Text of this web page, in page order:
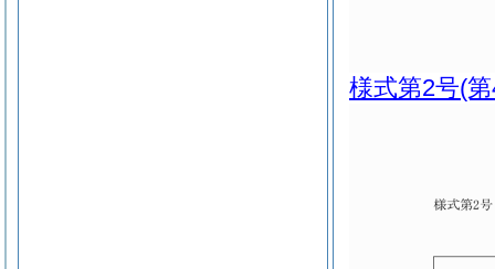
様式第2号(